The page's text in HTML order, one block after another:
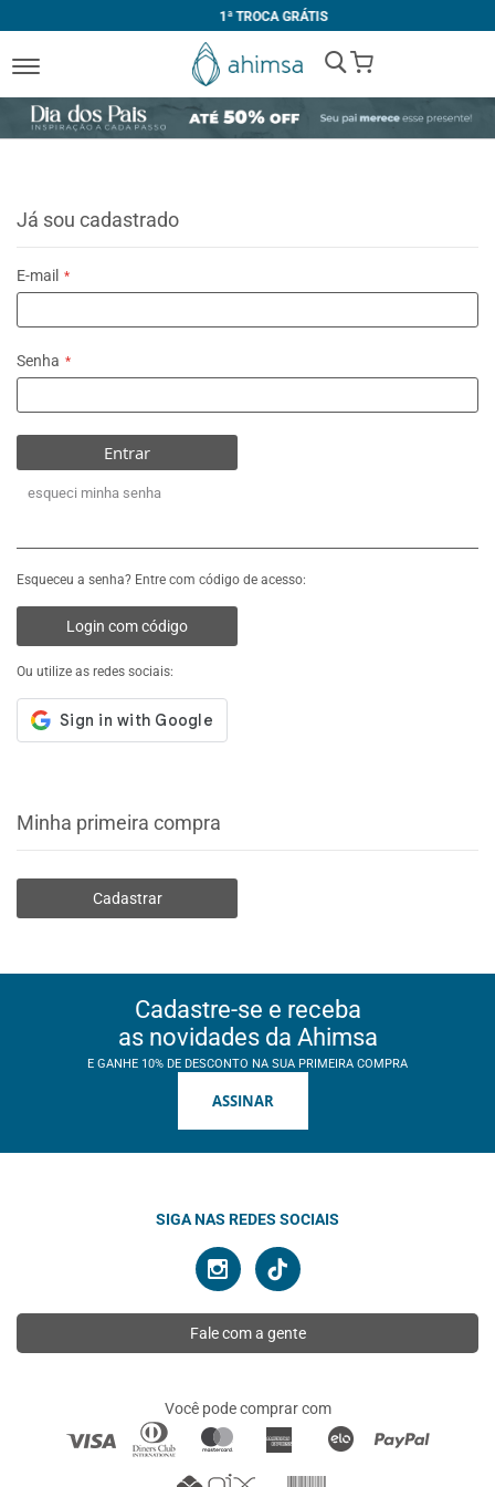
1ª TROCA GRÁTIS
My Cart
Já sou cadastrado
E-mail
Senha
Entrar
esqueci minha senha
Esqueceu a senha? Entre com código de acesso:
Login com código
Ou utilize as redes sociais:
Minha primeira compra
Cadastrar
Cadastre-se e receba
as novidades da Ahimsa
E GANHE 10% DE DESCONTO NA SUA PRIMEIRA COMPRA
ASSINAR
SIGA NAS REDES SOCIAIS
Fale com a gente
Você pode comprar com